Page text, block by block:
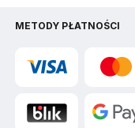
METODY PŁATNOŚCI